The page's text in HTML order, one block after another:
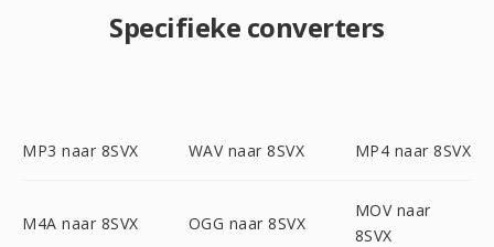
Specifieke converters
MP3 naar 8SVX WAV naar 8SVX MP4 naar 8SVX
M4A naar 8SVX OGG naar 8SVX
MOV naar
8SVX